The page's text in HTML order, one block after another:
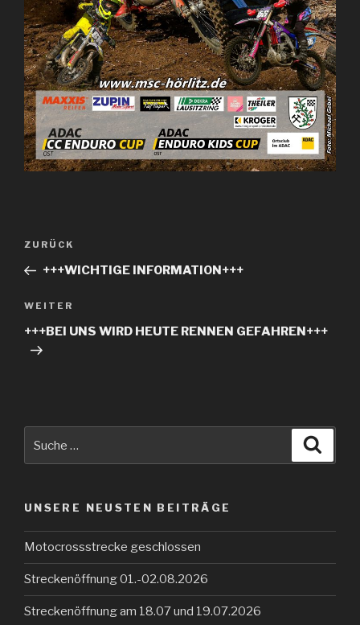
Beitrags-
Vorheriger
Beitrag
ZURÜCK
+++WICHTIGE INFORMATION+++
Nächster
Beitrag
WEITER
+++BEI UNS WIRD HEUTE RENNEN GEFAHREN+++
UNSERE NEUSTEN BEITRÄGE
Motocrossstrecke geschlossen
Streckenöffnung 01.-02.08.2026
Streckenöffnung am 18.07 und 19.07.2026